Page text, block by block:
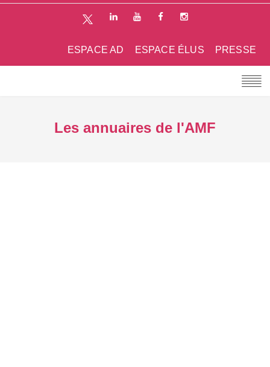
PRESSE
ESPACE ÉLUS
ESPACE AD
Les annuaires de l'AMF